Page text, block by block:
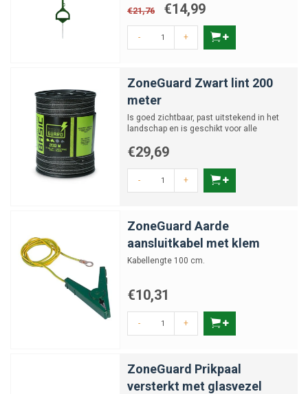
€21,76 €14,99
- +
ZoneGuard Zwart lint 200
meter
Is goed zichtbaar, past uitstekend in het
landschap en is geschikt voor alle
€29,69
- +
ZoneGuard Aarde
aansluitkabel met klem
Kabellengte 100 cm.
€10,31
- +
ZoneGuard Prikpaal
versterkt met glasvezel